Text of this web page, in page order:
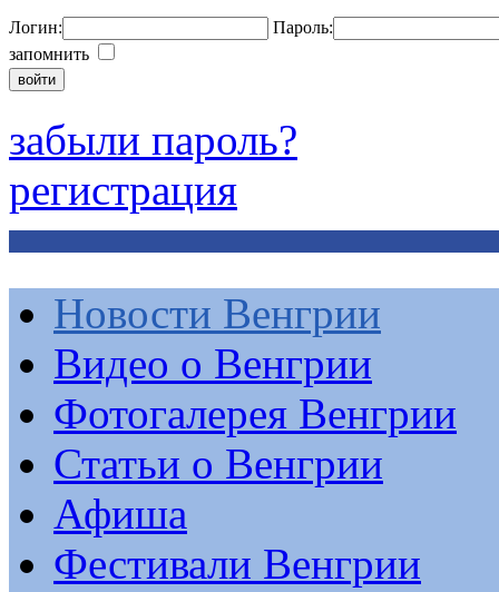
Логин:
Пароль:
запомнить
забыли пароль?
регистрация
Новости Венгрии
Видео о Венгрии
Фотогалерея Венгрии
Статьи о Венгрии
Афиша
Фестивали Венгрии